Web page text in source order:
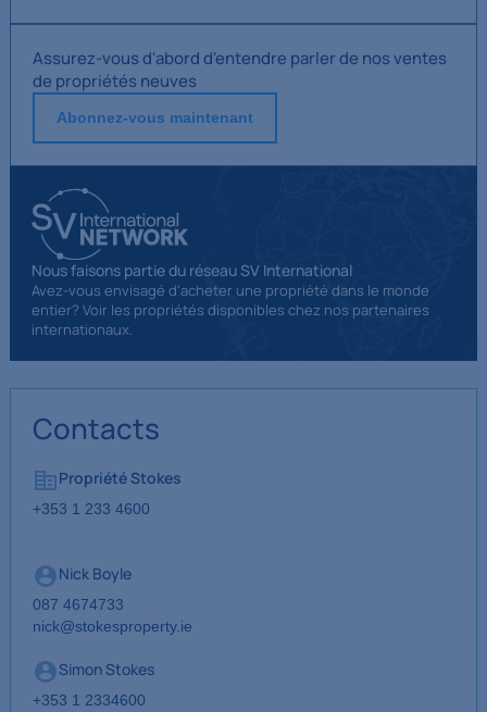
Assurez-vous d'abord d'entendre parler de nos ventes
de propriétés neuves
Abonnez-vous maintenant
Nous faisons partie du réseau SV International
Avez-vous envisagé d'acheter une propriété dans le monde
entier? Voir les propriétés disponibles chez nos partenaires
internationaux.
Contacts
Propriété Stokes
+353 1 233 4600
Nick Boyle
087 4674733
nick@stokesproperty.ie
Simon Stokes
+353 1 2334600